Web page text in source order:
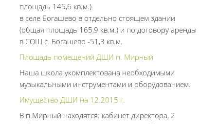
площадь 145,6 кв.м.)
в селе Богашево в отдельно стоящем здании
(общая площадь 165,9 кв.м.) и по договору аренды
в СОШ с. Богашево -51,3 кв.м.
Площадь помещений ДШИ п. Мирный
Наша школа укомплектована необходимыми
музыкальными инструментами и оборудованием.
Имущество ДШИ на 12.2015 г.
В п.Мирный находятся: кабинет директора, 2